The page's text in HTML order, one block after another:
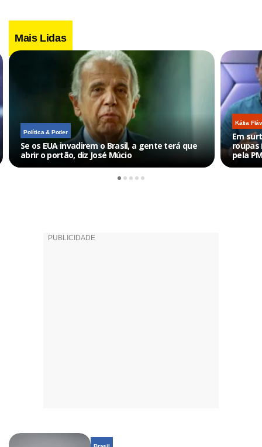
Mais Lidas
Política & Poder
Se os EUA invadirem o Brasil, a gente terá que
abrir o portão, diz José Múcio
Kátia
Em
roupas
pela